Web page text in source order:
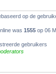
op de
was 1555 op 06
gebruikers